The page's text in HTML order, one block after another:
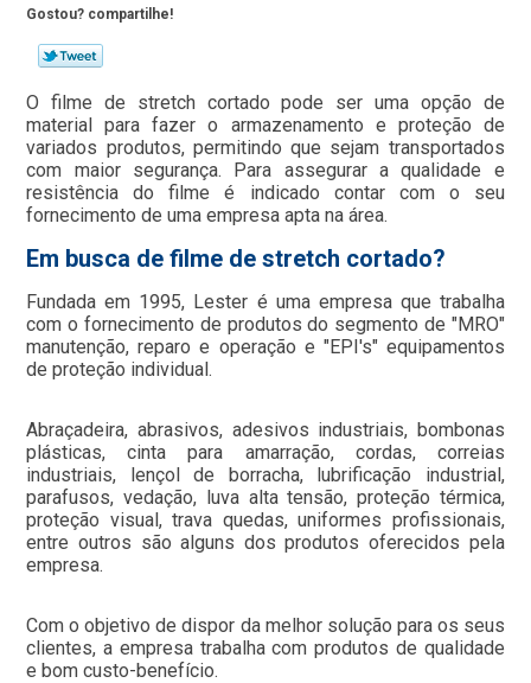
Gostou? compartilhe!
O filme de stretch cortado pode ser uma opção de
material para fazer o armazenamento e proteção de
variados produtos, permitindo que sejam transportados
com maior segurança. Para assegurar a qualidade e
resistência do filme é indicado contar com o seu
fornecimento de uma empresa apta na área.
Em busca de filme de stretch cortado?
Fundada em 1995, Lester é uma empresa que trabalha
com o fornecimento de produtos do segmento de "MRO"
manutenção, reparo e operação e "EPI's" equipamentos
de proteção individual.
Abraçadeira, abrasivos, adesivos industriais, bombonas
plásticas, cinta para amarração, cordas, correias
industriais, lençol de borracha, lubrificação industrial,
parafusos, vedação, luva alta tensão, proteção térmica,
proteção visual, trava quedas, uniformes profissionais,
entre outros são alguns dos produtos oferecidos pela
empresa.
Com o objetivo de dispor da melhor solução para os seus
clientes, a empresa trabalha com produtos de qualidade
e bom custo-benefício.